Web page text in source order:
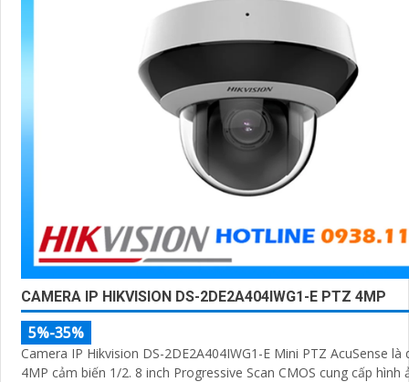
CAMERA IP HIKVISION DS-2DE2A404IWG1-E PTZ 4MP
5%-35%
Camera IP Hikvision DS-2DE2A404IWG1-E Mini PTZ AcuSense
4MP cảm biến 1/2. 8 inch Progressive Scan CMOS cung cấp hình